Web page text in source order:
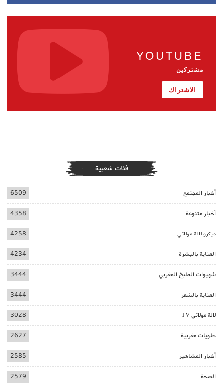
YOUTUBE
مشتركين
الاشتراك
فئات شعبية
أخبار المجتمع 6509
أخبار متنوعة 4358
ميكرو لالة مولاتي 4258
العناية بالبشرة 4234
شهيوات الطبخ المغربي 3444
العناية بالشعر 3444
لالة مولاتي TV 3028
حلويات مغربية 2627
أخبار المشاهير 2585
الصحة 2579